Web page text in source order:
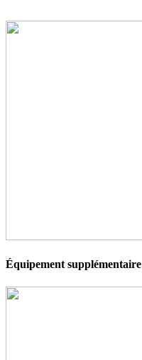
Équipement supplémentaire